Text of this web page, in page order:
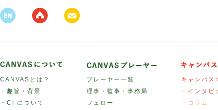
CANVASとは？
・趣旨・背景
・CI について
プレーヤー一覧
理事・監事・事務局
フェロー
キャンバス
・インタビ
・コラム